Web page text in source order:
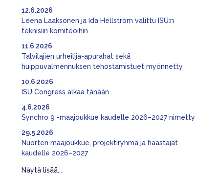
Leena Laaksonen ja Ida Hellström valittu ISU:n
teknisiin komiteoihin
12.6.2026
Talvilajien urheilija-apurahat sekä
huippuvalmennuksen tehostamistuet myönnetty
11.6.2026
ISU Congress alkaa tänään
10.6.2026
Synchro 9 -maajoukkue kaudelle 2026–2027 nimetty
4.6.2026
Nuorten maajoukkue, projektiryhmä ja haastajat
kaudelle 2026–2027
29.5.2026
Näytä lisää...